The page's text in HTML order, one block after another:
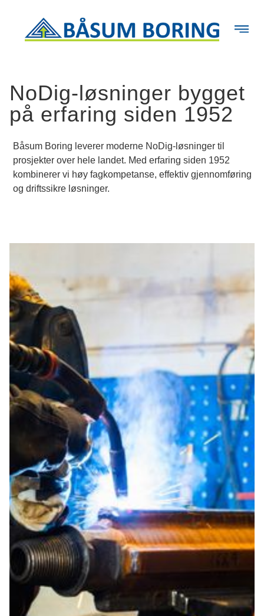
NoDig-løsninger bygget
på erfaring siden 1952
Båsum Boring leverer moderne NoDig-løsninger til
prosjekter over hele landet. Med erfaring siden 1952
kombinerer vi høy fagkompetanse, effektiv gjennomføring
og driftssikre løsninger.